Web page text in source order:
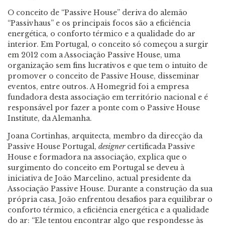
O conceito de “Passive House” deriva do alemão
“Passivhaus” e os principais focos são a eficiência
energética, o conforto térmico e a qualidade do ar
interior. Em Portugal, o conceito só começou a surgir
em 2012 com a Associação Passive House, uma
organização sem fins lucrativos e que tem o intuito de
promover o conceito de Passive House, disseminar
eventos, entre outros. A Homegrid foi a empresa
fundadora desta associação em território nacional e é
responsável por fazer a ponte com o Passive House
Institute, da Alemanha.
Joana Cortinhas, arquitecta, membro da direcção da
Passive House Portugal, designercertificada Passive
House e formadora na associação, explica que o
surgimento do conceito em Portugal se deveu à
iniciativa de João Marcelino, actual presidente da
Associação Passive House. Durante a construção da sua
própria casa, João enfrentou desafios para equilibrar o
conforto térmico, a eficiência energética e a qualidade
do ar: “Ele tentou encontrar algo que respondesse às